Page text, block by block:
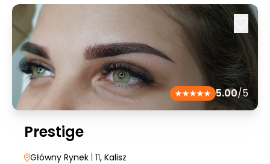
5.00/5
Prestige
Główny Rynek | 11, Kalisz